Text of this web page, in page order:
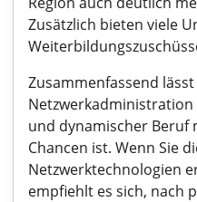
Zusätzlich bieten viele
Zusammenfassend
und dynamischer Beruf
Chancen ist. Wenn Sie
Netzwerktechnologien
empfiehlt es sich, nach